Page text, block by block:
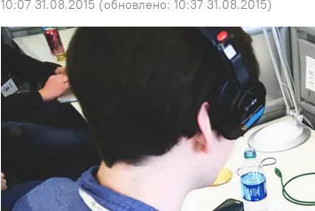
10:07 31.08.2015 (обновлено: 10:37 31.08.2015)